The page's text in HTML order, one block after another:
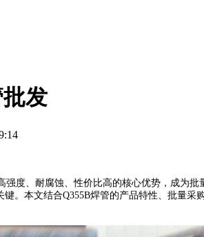
发
强度、耐腐蚀、性价比高的核心优势，成为批
。本文结合Q355B焊管的产品特性、批量